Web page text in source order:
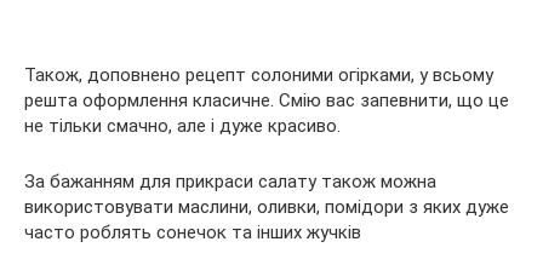
Також, доповнено рецепт солоними огірками, у всьому
решта оформлення класичне. Смію вас запевнити, що це
не тільки смачно, але і дуже красиво.
За бажанням для прикраси салату також можна
використовувати маслини, оливки, помідори з яких дуже
часто роблять сонечок та інших жучків